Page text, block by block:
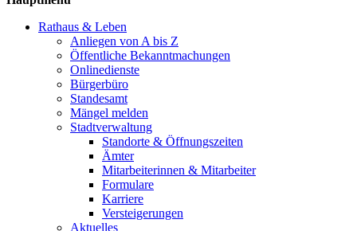
Rathaus & Leben
Anliegen von A bis Z
Öffentliche Bekanntmachungen
Onlinedienste
Bürgerbüro
Standesamt
Mängel melden
Stadtverwaltung
Standorte & Öffnungszeiten
Ämter
Mitarbeiterinnen & Mitarbeiter
Formulare
Karriere
Versteigerungen
Aktuelles